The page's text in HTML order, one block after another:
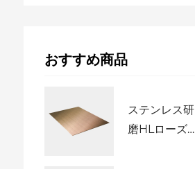
おすすめ商品
ステンレス研
磨HLローズ